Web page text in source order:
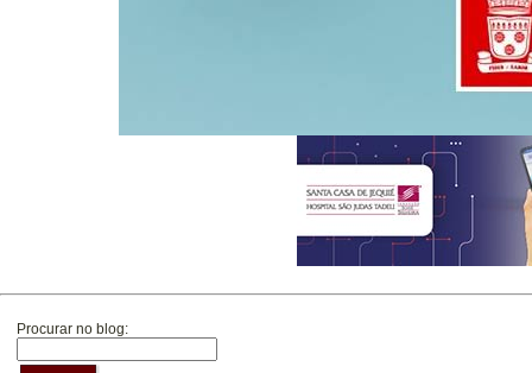
Procurar no blog: